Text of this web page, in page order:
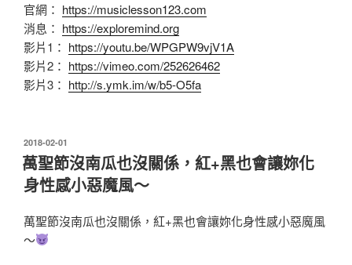
官網： https://musiclesson123.com
消息： https://exploremind.org
影片1： https://youtu.be/WPGPW9vjV1A
影片2： https://vimeo.com/252626462
影片3： http://s.ymk.im/w/b5-O5fa
發
佈
於
2018-02-01
萬聖節沒南瓜也沒關係，紅+黑也會讓妳化
身性感小惡魔風～
萬聖節沒南瓜也沒關係，紅+黑也會讓妳化身性感小惡魔風
～